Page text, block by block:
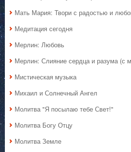
Мать Мария: Твори с радостью и
Медитация сегодня
Мерлин: Любовь
Мерлин: Слияние сердца и разума (с
Мистическая музыка
Михаил и Солнечный Ангел
Молитва "Я посылаю тебе Свет!"
Молитва Богу Отцу
Молитва Земле